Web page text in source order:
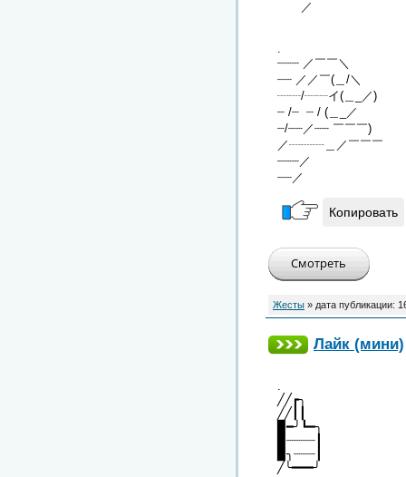
／
┈┈┈ ／￣￣＼
┈┈ ／／￣(＿/＼
┈┈/┈┈イ(＿_／)
┈ /┈ ┈ / (＿_／
┈/┈┈／┈┈ ￣￣￣)
／┈┈┈＿／￣￣￣
┈┈┈／
┈┈／
Копировать
Жесты » дата публикации:
Лайк (мини)
.
╱╱┏╮
╱╱┃┃
▉━╯┗━╮
▉┈┈┈┈┃
▉╮┈┈┈┃
╱╰━━━╯